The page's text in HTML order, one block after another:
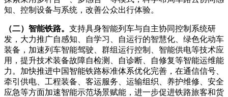
知、控制设备与系统，改善公众出行体验。
（二）智能铁路。 支持具身智能列车与自主协同控制系统研
发，大力推广自感知、自学习、自运行的智慧化、绿色化动车
装备，加速列车智能驾驶、群组运行控制、智能供电等技术应
用，提升技术装备故障自检测、自诊断、自修复等智能运维能
力。加快推进中国智能铁路标准体系优化完善，在通信信号、
牵引供电、工程装备、客运服务、运输组织、养护维修、安全
应急等方面加速智能示范场景赋能，进一步促进铁路旅客和货